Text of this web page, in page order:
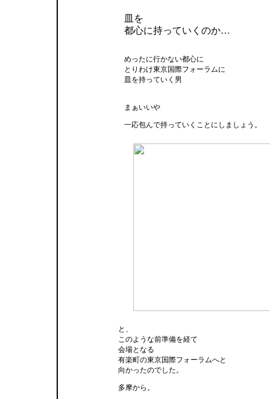
皿を
都心に持っていくのか…
めったに行かない都心に
とりわけ東京国際フォーラムに
皿を持っていく男
まぁいいや
一応包んで持っていくことにしましょう。
と、
このような前準備を経て
会場となる
有楽町の東京国際フォーラムへと
向かったのでした。
多摩から。